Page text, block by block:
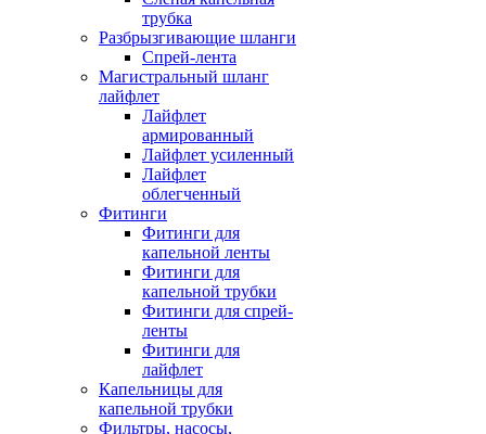
трубка
Разбрызгивающие шланги
Спрей-лента
Магистральный шланг
лайфлет
Лайфлет
армированный
Лайфлет усиленный
Лайфлет
облегченный
Фитинги
Фитинги для
капельной ленты
Фитинги для
капельной трубки
Фитинги для спрей-
ленты
Фитинги для
лайфлет
Капельницы для
капельной трубки
Фильтры, насосы,